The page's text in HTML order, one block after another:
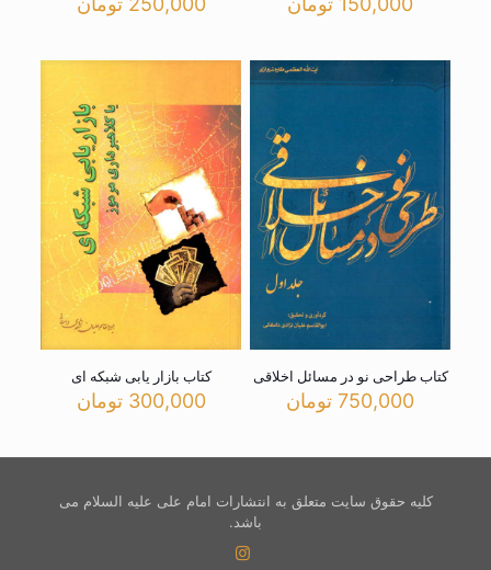
کتاب طراحی نو در مسائل اخلاقی
750,000 تومان
کتاب بازار یابی شبکه ای
300,000 تومان
کلیه حقوق سایت متعلق به انتشارات امام علی علیه السلام می
باشد.